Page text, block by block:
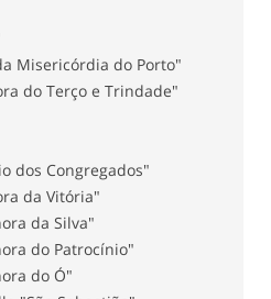
Misericórdia do Porto"
do Terço e Trindade"
dos Congregados"
da Vitória"
da Silva"
do Patrocínio"
do Ó"